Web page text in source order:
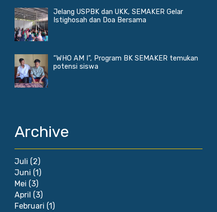
Jelang USPBK dan UKK, SEMAKER Gelar
Istighosah dan Doa Bersama
“WHO AM I”, Program BK SEMAKER temukan
potensi siswa
Archive
Juli (2)
Juni (1)
Mei (3)
April (3)
Februari (1)